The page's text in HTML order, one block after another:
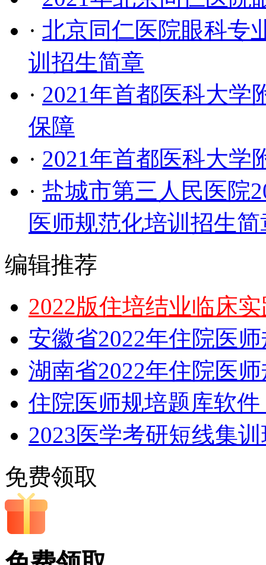
· 北京同仁医院眼科专
训招生简章
· 2021年首都医科大学
保障
· 2021年首都医科大学
· 盐城市第三人民医院
医师规范化培训招生简
编辑推荐
2022版住培结业临床
安徽省2022年住院医
湖南省2022年住院医
住院医师规培题库软
2023医学考研短线集
免费领取